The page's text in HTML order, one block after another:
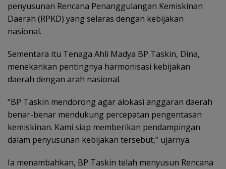
penyusunan Rencana Penanggulangan Kemiskinan
Daerah (RPKD) yang selaras dengan kebijakan
nasional.
Sementara itu Tenaga Ahli Madya BP Taskin, Dina,
menekankan pentingnya harmonisasi kebijakan
daerah dengan arah nasional.
“BP Taskin mendorong agar alokasi anggaran daerah
benar-benar mendukung percepatan pengentasan
kemiskinan. Kami siap memberikan pendampingan
dalam penyusunan kebijakan tersebut,” ujarnya.
Ia menambahkan, BP Taskin telah menyusun Rencana